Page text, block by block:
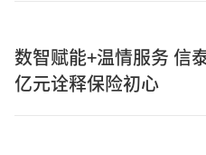
数智赋能+温情服务 信
亿元诠释保险初心